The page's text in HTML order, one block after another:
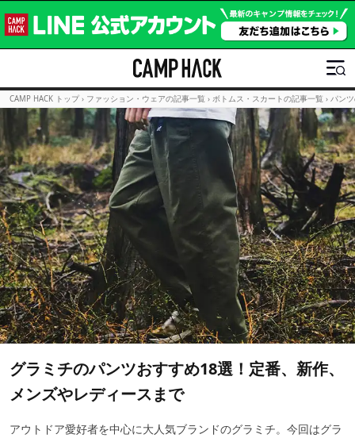
CAMP HACK トップ › ファッション・ウェアの記事一覧 › ボトムス・スカートの記事一覧 › パン
グラミチのパンツおすすめ18選！定番、新作、
メンズやレディースまで
アウトドア愛好者を中心に大人気ブランドのグラミチ。今回はグラ